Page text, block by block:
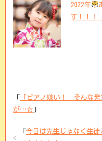
2022年
す！！！
「ピアノ嫌い！」そんな
が…☆ 」
今日は先生じゃなく生